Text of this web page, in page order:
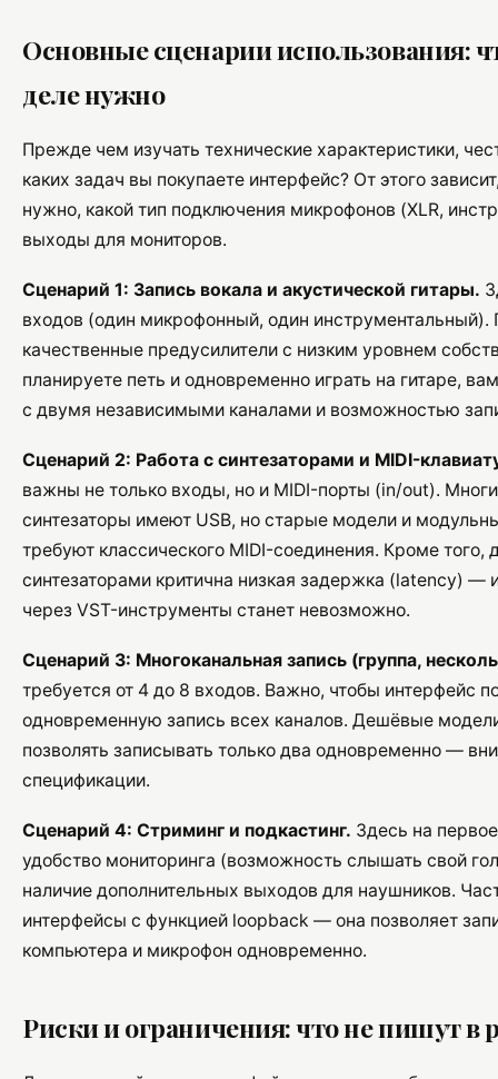
Основные сценарии использования:
деле нужно
Прежде чем изучать технические характеристики,
каких задач вы покупаете интерфейс? От этого
нужно, какой тип подключения микрофонов (XLR,
выходы для мониторов.
Сценарий 1: Запись вокала и акустической гитары.
входов (один микрофонный, один
качественные предусилители с низким уровнем
планируете петь и одновременно играть на гитаре,
с двумя независимыми каналами и возможностью
Сценарий 2: Работа с синтезаторами и MIDI-
важны не только входы, но и MIDI-порты (in/out).
синтезаторы имеют USB, но старые модели и
требуют классического MIDI-соединения. Кроме того,
синтезаторами критична низкая задержка (latency) —
через VST-инструменты станет невозможно.
Сценарий 3: Многоканальная запись (группа,
требуется от 4 до 8 входов. Важно, чтобы интерфейс
одновременную запись всех каналов. Дешёвые
позволять записывать только два одновременно —
спецификации.
Сценарий 4: Стриминг и подкастинг. Здесь на
удобство мониторинга (возможность слышать свой
наличие дополнительных выходов для наушников.
интерфейсы с функцией loopback — она позволяет
компьютера и микрофон одновременно.
Риски и ограничения: что не пишут в